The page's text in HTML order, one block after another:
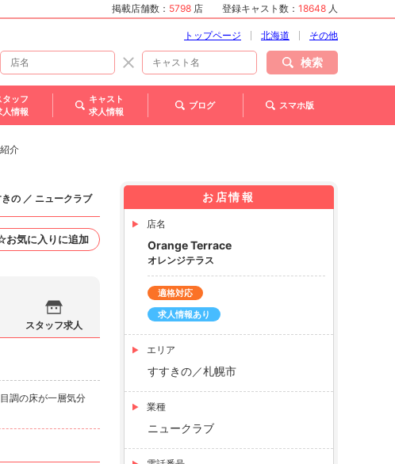
掲載店舗数： 5798 店 登録キャスト数： 18648 人
トップページ 北海道 その他
検索
タッフ
人情報
キャスト
求人情報
ブログ スマホ版
介
の ／ ニュークラブ
お気に入りに追加
スタッフ求人
調の床が一層気分
お店情報
店名
Orange Terrace
オレンジテラス
適格対応
求人情報あり
エリア
すすきの／札幌市
業種
ニュークラブ